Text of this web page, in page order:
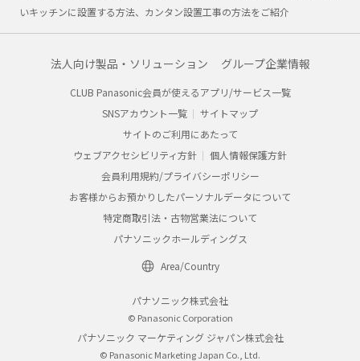
いキッチンに設置する方法、カンタン設置工事の方法をご紹介
法人向け製品・ソリューション グループ企業情報
CLUB Panasonic会員が使えるアプリ/サービス一覧
SNSアカウント一覧
サイトマップ
サイトのご利用にあたって
ウェブアクセシビリティ方針
個人情報保護方針
会員利用規約/プライバシーポリシー
お客様からお預かりしたパーソナルデータについて
特定商取引法・古物営業法について
パナソニックホールディングス
Area/Country
パナソニック株式会社
© Panasonic Corporation
パナソニック マーケティング ジャパン株式会社
© Panasonic Marketing Japan Co., Ltd.